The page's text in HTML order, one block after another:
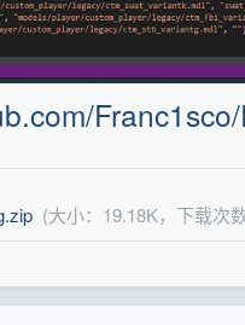
(大小：19.18K，下载次